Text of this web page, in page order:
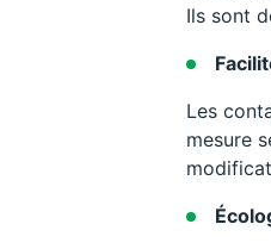
Ils sont
Les
mesure